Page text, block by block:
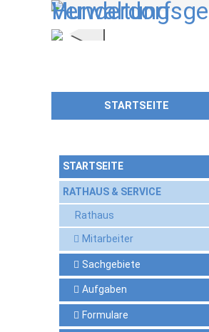
,zur Navigation oderzur Startseite
STARTSEITE
STARTSEITE
RATHAUS & SERVICE
Rathaus
Mitarbeiter
Sachgebiete
Aufgaben
Formulare